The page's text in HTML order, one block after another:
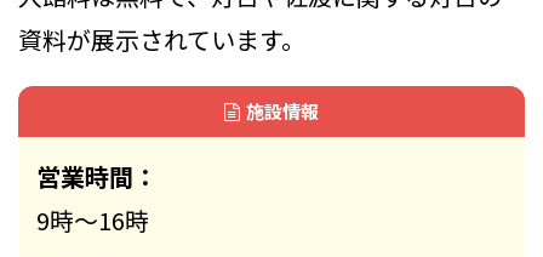
資料が展示されています。
施設情報
営業時間：
9時～16時